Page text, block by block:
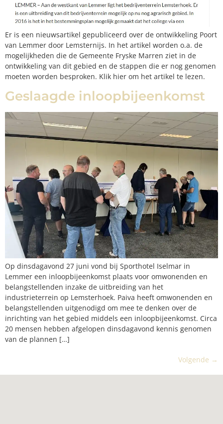
Er is een nieuwsartikel gepubliceerd over de ontwikkeling Poort
van Lemmer door Lemsternijs. In het artikel worden o.a. de
mogelijkheden die de Gemeente Fryske Marren ziet in de
ontwikkeling van dit gebied en de stappen die er nog genomen
moeten worden besproken. Klik hier om het artikel te lezen.
Geslaagde inloopbijeenkomst
Op dinsdagavond 27 juni vond bij Sporthotel Iselmar in
Lemmer een inloopbijeenkomst plaats voor omwonenden en
belangstellenden inzake de uitbreiding van het
industrieterrein op Lemsterhoek. Paiva heeft omwonenden en
belangstellenden uitgenodigd om mee te denken over de
inrichting van het gebied middels een inloopbijeenkomst. Circa
20 mensen hebben afgelopen dinsdagavond kennis genomen
van de plannen […]
Volgende →